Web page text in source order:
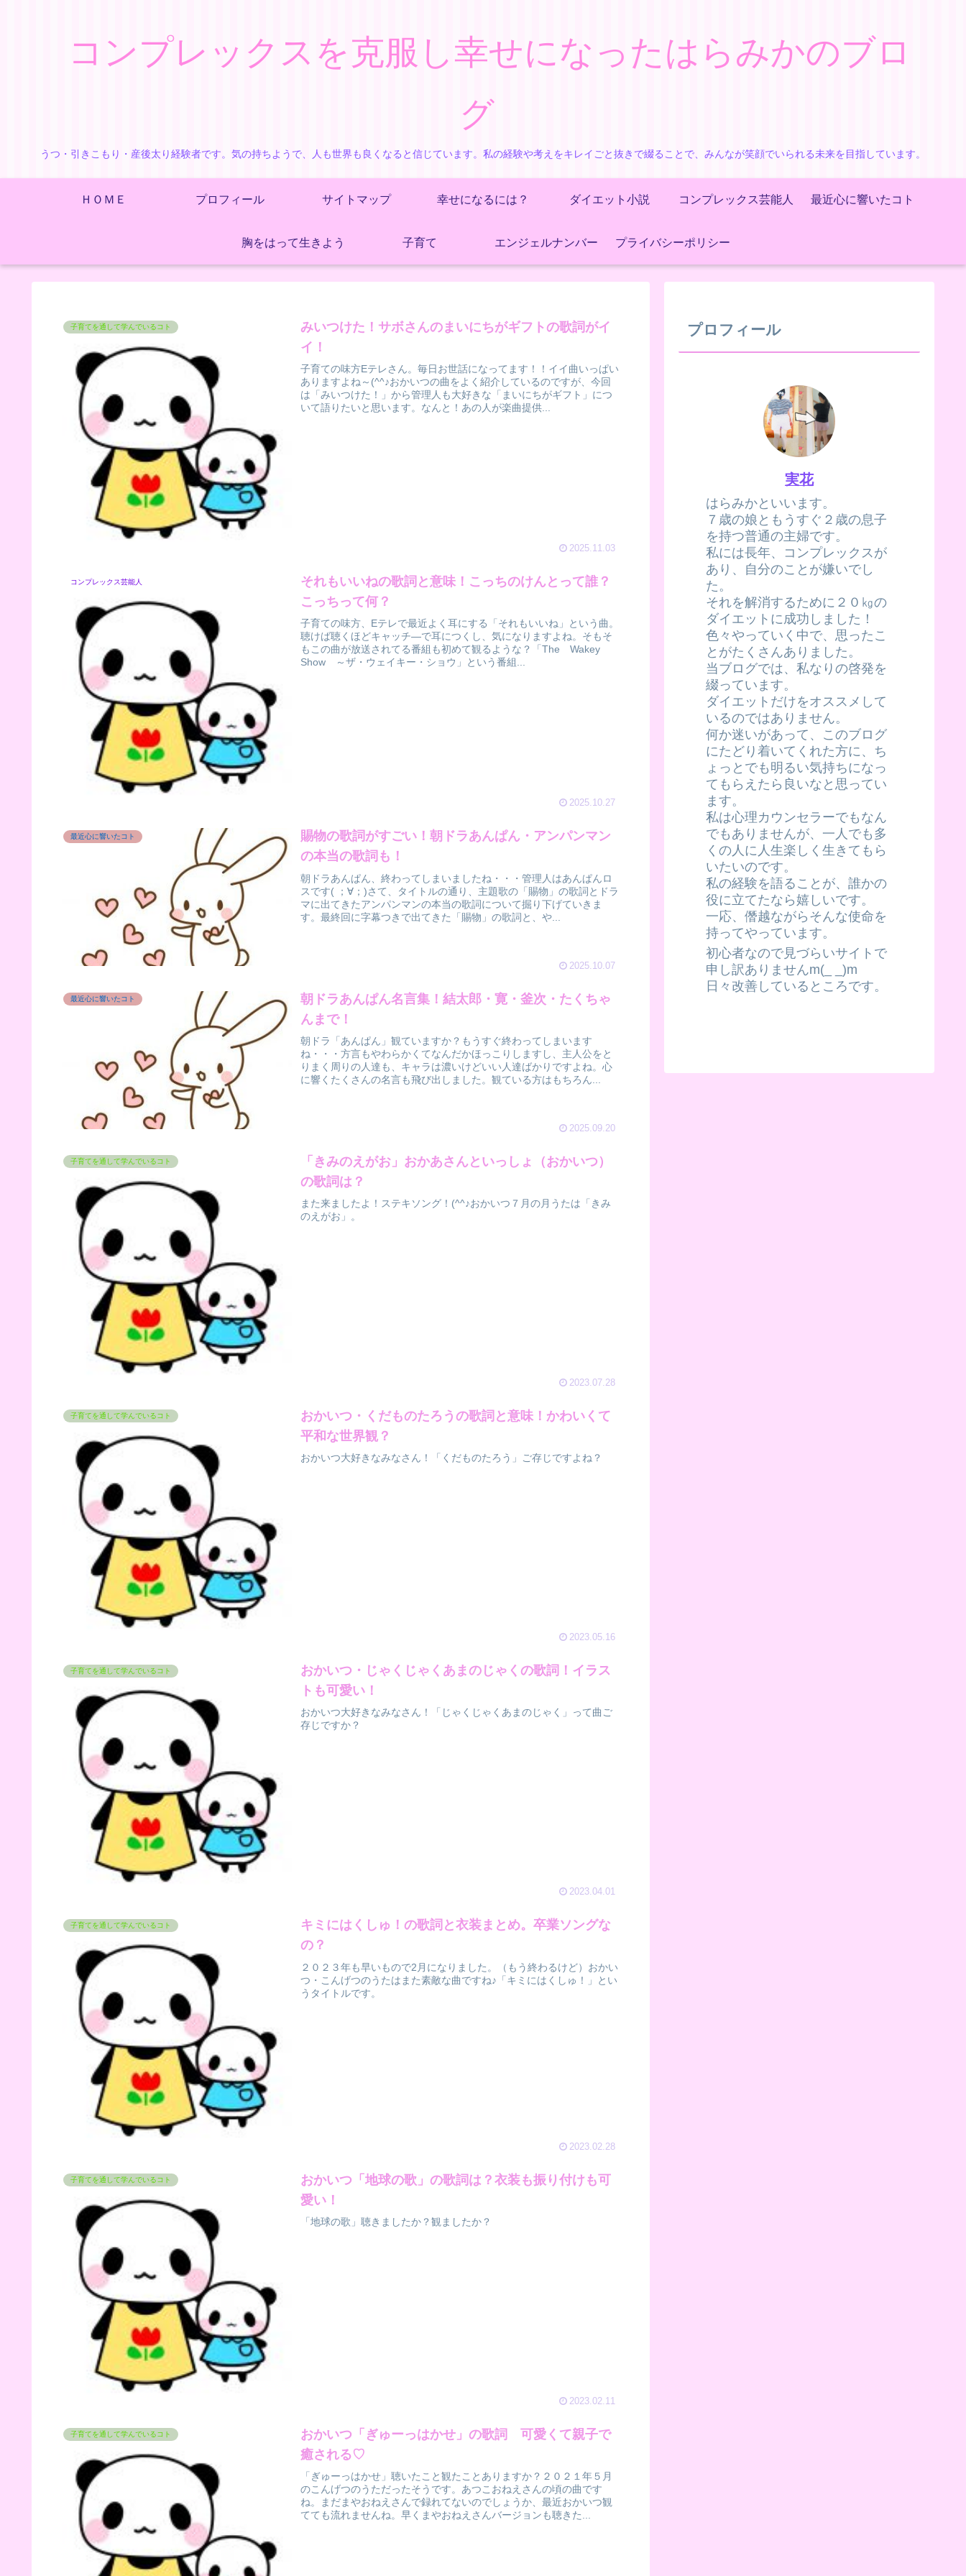
コンプレックスを克服し幸せになったはらみかのブロ
グ
うつ・引きこもり・産後太り経験者です。気の持ちようで、人も世界も良くなると信じています。私の経験や考えをキレイごと抜きで綴ることで、みんなが笑顔でいられる未来を目指しています。
ＨＯＭＥ プロフィール サイトマップ 幸せになるには？ ダイエット小説 コンプレックス芸能人 最近心に響いたコト
胸をはって生きよう 子育て エンジェルナンバー プライバシーポリシー
子育てを通して学んでいるコト
みいつけた！サボさんのまいにちがギフトの歌詞がイ
イ！
子育ての味方Eテレさん。毎日お世話になってます！！イイ曲いっぱい
ありますよね～(^^♪おかいつの曲をよく紹介しているのですが、今回
は「みいつけた！」から管理人も大好きな「まいにちがギフト」につ
いて語りたいと思います。なんと！あの人が楽曲提供...
2025.11.03
コンプレックス芸能人
それもいいねの歌詞と意味！こっちのけんとって誰？
こっちって何？
子育ての味方、Eテレで最近よく耳にする「それもいいね」という曲。
聴けば聴くほどキャッチ―で耳につくし、気になりますよね。そもそ
もこの曲が放送されてる番組も初めて観るような？「The Wakey
Show ～ザ・ウェイキー・ショウ」という番組...
2025.10.27
最近心に響いたコト
賜物の歌詞がすごい！朝ドラあんぱん・アンパンマン
の本当の歌詞も！
朝ドラあんぱん、終わってしまいましたね・・・管理人はあんぱんロ
スです( ；∀；)さて、タイトルの通り、主題歌の「賜物」の歌詞とドラ
マに出てきたアンパンマンの本当の歌詞について掘り下げていきま
す。最終回に字幕つきで出てきた「賜物」の歌詞と、や...
2025.10.07
最近心に響いたコト
朝ドラあんぱん名言集！結太郎・寛・釜次・たくちゃ
んまで！
朝ドラ「あんぱん」観ていますか？もうすぐ終わってしまいます
ね・・・方言もやわらかくてなんだかほっこりしますし、主人公をと
りまく周りの人達も、キャラは濃いけどいい人達ばかりですよね。心
に響くたくさんの名言も飛び出しました。観ている方はもちろん...
2025.09.20
子育てを通して学んでいるコト
「きみのえがお」おかあさんといっしょ（おかいつ）
の歌詞は？
また来ましたよ！ステキソング！(^^♪おかいつ７月の月うたは「きみ
のえがお」。
2023.07.28
子育てを通して学んでいるコト
おかいつ・くだものたろうの歌詞と意味！かわいくて
平和な世界観？
おかいつ大好きなみなさん！「くだものたろう」ご存じですよね？
2023.05.16
子育てを通して学んでいるコト
おかいつ・じゃくじゃくあまのじゃくの歌詞！イラス
トも可愛い！
おかいつ大好きなみなさん！「じゃくじゃくあまのじゃく」って曲ご
存じですか？
2023.04.01
子育てを通して学んでいるコト
キミにはくしゅ！の歌詞と衣装まとめ。卒業ソングな
の？
２０２３年も早いもので2月になりました。（もう終わるけど）おかい
つ・こんげつのうたはまた素敵な曲ですね♪「キミにはくしゅ！」とい
うタイトルです。
2023.02.28
子育てを通して学んでいるコト
おかいつ「地球の歌」の歌詞は？衣装も振り付けも可
愛い！
「地球の歌」聴きましたか？観ましたか？
2023.02.11
子育てを通して学んでいるコト
おかいつ「ぎゅーっはかせ」の歌詞 可愛くて親子で
癒される♡
「ぎゅーっはかせ」聴いたこと観たことありますか？２０２１年５月
のこんげつのうただったそうです。あつこおねえさんの頃の曲です
ね。まだまやおねえさんで録れてないのでしょうか、最近おかいつ観
てても流れませんね。早くまやおねえさんバージョンも聴きた...
プロフィール
実花
はらみかといいます。
７歳の娘ともうすぐ２歳の息子
を持つ普通の主婦です。
私には長年、コンプレックスが
あり、自分のことが嫌いでし
た。
それを解消するために２０㎏の
ダイエットに成功しました！
色々やっていく中で、思ったこ
とがたくさんありました。
当ブログでは、私なりの啓発を
綴っています。
ダイエットだけをオススメして
いるのではありません。
何か迷いがあって、このブログ
にたどり着いてくれた方に、ち
ょっとでも明るい気持ちになっ
てもらえたら良いなと思ってい
ます。
私は心理カウンセラーでもなん
でもありませんが、一人でも多
くの人に人生楽しく生きてもら
いたいのです。
私の経験を語ることが、誰かの
役に立てたなら嬉しいです。
一応、僭越ながらそんな使命を
持ってやっています。
初心者なので見づらいサイトで
申し訳ありませんm(_ _)m
日々改善しているところです。